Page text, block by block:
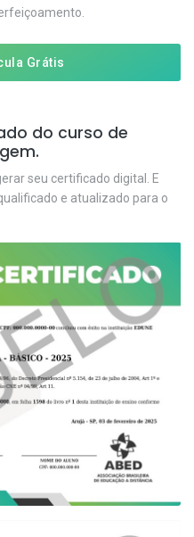
Grátis
do curso de
seu certificado digital. E
e atualizado para o